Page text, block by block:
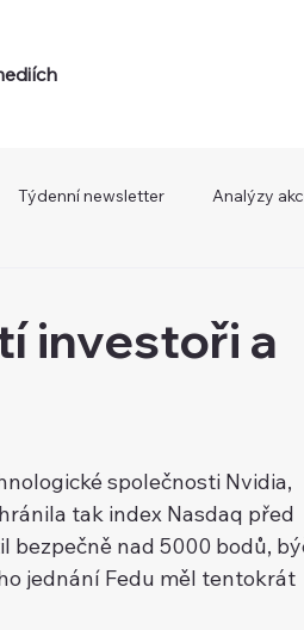
Týdenní newsletter Analýzy
investoři a
společnosti Nvidia,
tak index Nasdaq před
bezpečně nad 5000 bodů,
jednání Fedu měl tentokrát